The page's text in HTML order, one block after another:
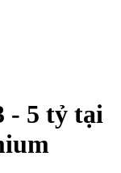
- 5 tỷ tại